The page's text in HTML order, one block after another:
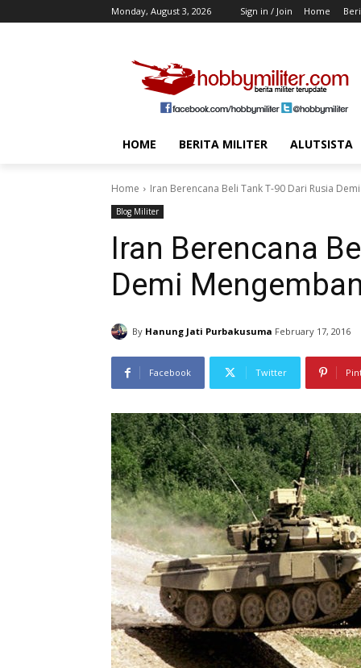
Monday, August 3, 2026 Sign in / Join Home
HOME BERITA MILITER ALUTSISTA
Home Iran Berencana Beli Tank T-90 Dari Rusia
Blog Militer
Iran Berencana
Demi
By Hanung Jati Purbakusuma February 17, 2016
Facebook Twitter